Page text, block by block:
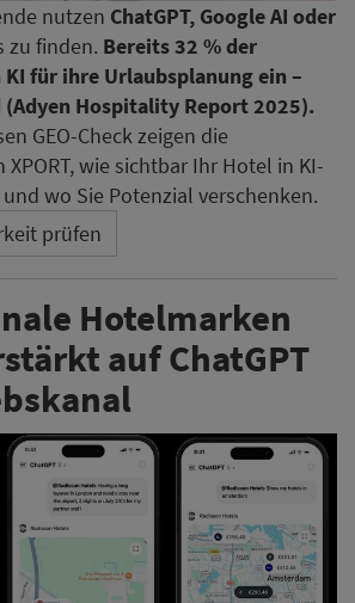
nutzen ChatGPT, Google AI oder
zu finden. Bereits 32 % der
KI für ihre Urlaubsplanung ein –
(Adyen Hospitality Report 2025).
GEO-Check zeigen die
wie sichtbar Ihr Hotel in KI-
wo Sie Potenzial verschenken.
prüfen
Hotelmarken
auf ChatGPT